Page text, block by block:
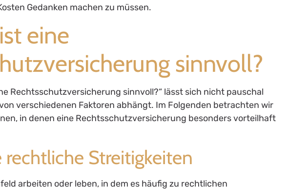
Gedanken machen zu müssen.
eine
sinnvoll?
Rechtsschutzversicherung sinnvoll?“ lässt sich nicht pauschal
verschiedenen Faktoren abhängt. Im Folgenden betrachten wir
in denen eine Rechtsschutzversicherung besonders vorteilhaft
rechtliche Streitigkeiten
arbeiten oder leben, in dem es häufig zu rechtlichen